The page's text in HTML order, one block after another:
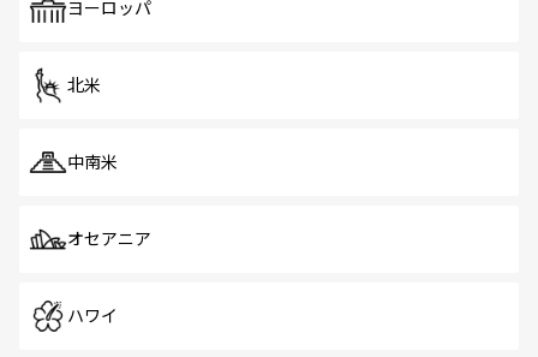
ヨーロッパ
北米
中南米
オセアニア
ハワイ